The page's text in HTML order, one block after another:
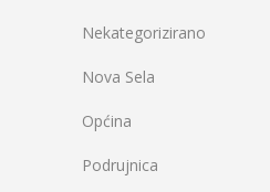
Nekategorizirano
Nova Sela
Općina
Podrujnica